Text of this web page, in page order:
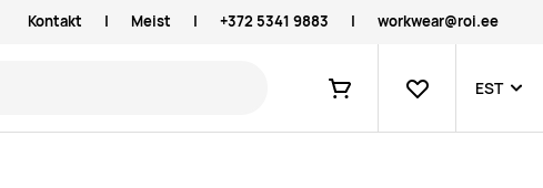
Kontakt | Meist | +372 5341 9883 | workwear@roi.ee
Ostukorv
Lemmikud
EST